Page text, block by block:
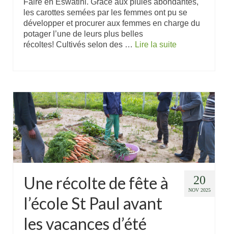
les carottes semées par les femmes ont pu se
développer et procurer aux femmes en charge du
potager l’une de leurs plus belles
récoltes! Cultivés selon des … Lire la suite
20
NOV 2025
Une récolte de fête à
l’école St Paul avant
les vacances d’été